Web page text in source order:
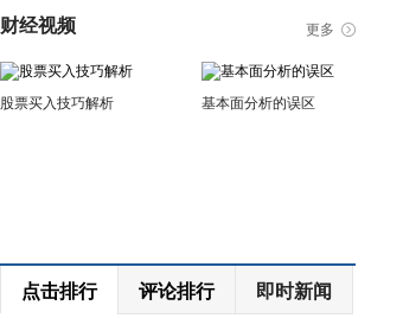
财经视频 更多
股票买入技巧解析 基本面分析的误区
点击排行 评论排行 即时新闻